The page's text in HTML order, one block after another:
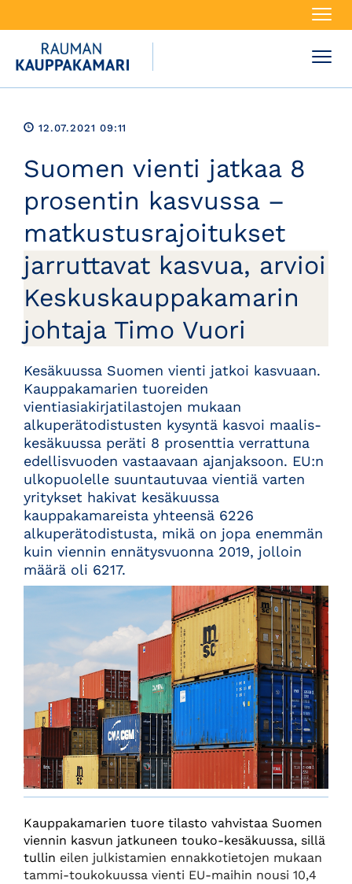
12.07.2021 09:11
Suomen vienti jatkaa 8
prosentin kasvussa –
matkustusrajoitukset
jarruttavat kasvua, arvioi
Keskuskauppakamarin
johtaja Timo Vuori
Kesäkuussa Suomen vienti jatkoi kasvuaan.
Kauppakamarien tuoreiden
vientiasiakirjatilastojen mukaan
alkuperätodistusten kysyntä kasvoi maalis-
kesäkuussa peräti 8 prosenttia verrattuna
edellisvuoden vastaavaan ajanjaksoon. EU:n
ulkopuolelle suuntautuvaa vientiä varten
yritykset hakivat kesäkuussa
kauppakamareista yhteensä 6226
alkuperätodistusta, mikä on jopa enemmän
kuin viennin ennätysvuonna 2019, jolloin
määrä oli 6217.
Kauppakamarien tuore tilasto vahvistaa Suomen
viennin kasvun jatkuneen touko-kesäkuussa, sillä
tullin eilen julkistamien ennakkotietojen mukaan
tammi-toukokuussa vienti EU-maihin nousi 10,4